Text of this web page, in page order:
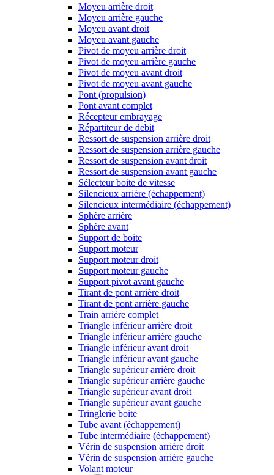
Moyeu arrière droit
Moyeu arrière gauche
Moyeu avant droit
Moyeu avant gauche
Pivot de moyeu arrière droit
Pivot de moyeu arrière gauche
Pivot de moyeu avant droit
Pivot de moyeu avant gauche
Pont (propulsion)
Pont avant complet
Récepteur embrayage
Répartiteur de debit
Ressort de suspension arrière droit
Ressort de suspension arrière gauche
Ressort de suspension avant droit
Ressort de suspension avant gauche
Sélecteur boite de vitesse
Silencieux arrière (échappement)
Silencieux intermédiaire (échappement)
Sphère arrière
Sphère avant
Support de boite
Support moteur
Support moteur droit
Support moteur gauche
Support pivot avant gauche
Tirant de pont arrière droit
Tirant de pont arrière gauche
Train arrière complet
Triangle inférieur arrière droit
Triangle inférieur arrière gauche
Triangle inférieur avant droit
Triangle inférieur avant gauche
Triangle supérieur arrière droit
Triangle supérieur arrière gauche
Triangle supérieur avant droit
Triangle supérieur avant gauche
Tringlerie boite
Tube avant (échappement)
Tube intermédiaire (échappement)
Vérin de suspension arrière droit
Vérin de suspension arrière gauche
Volant moteur